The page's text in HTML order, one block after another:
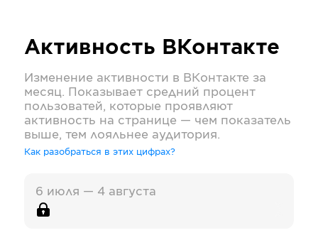
Активность ВКонтакте
Изменение активности в ВКонтакте за
месяц. Показывает средний процент
пользоватей, которые проявляют
активность на странице — чем показатель
выше, тем лояльнее аудитория.
Как разобраться в этих цифрах?
6 июля — 4 августа